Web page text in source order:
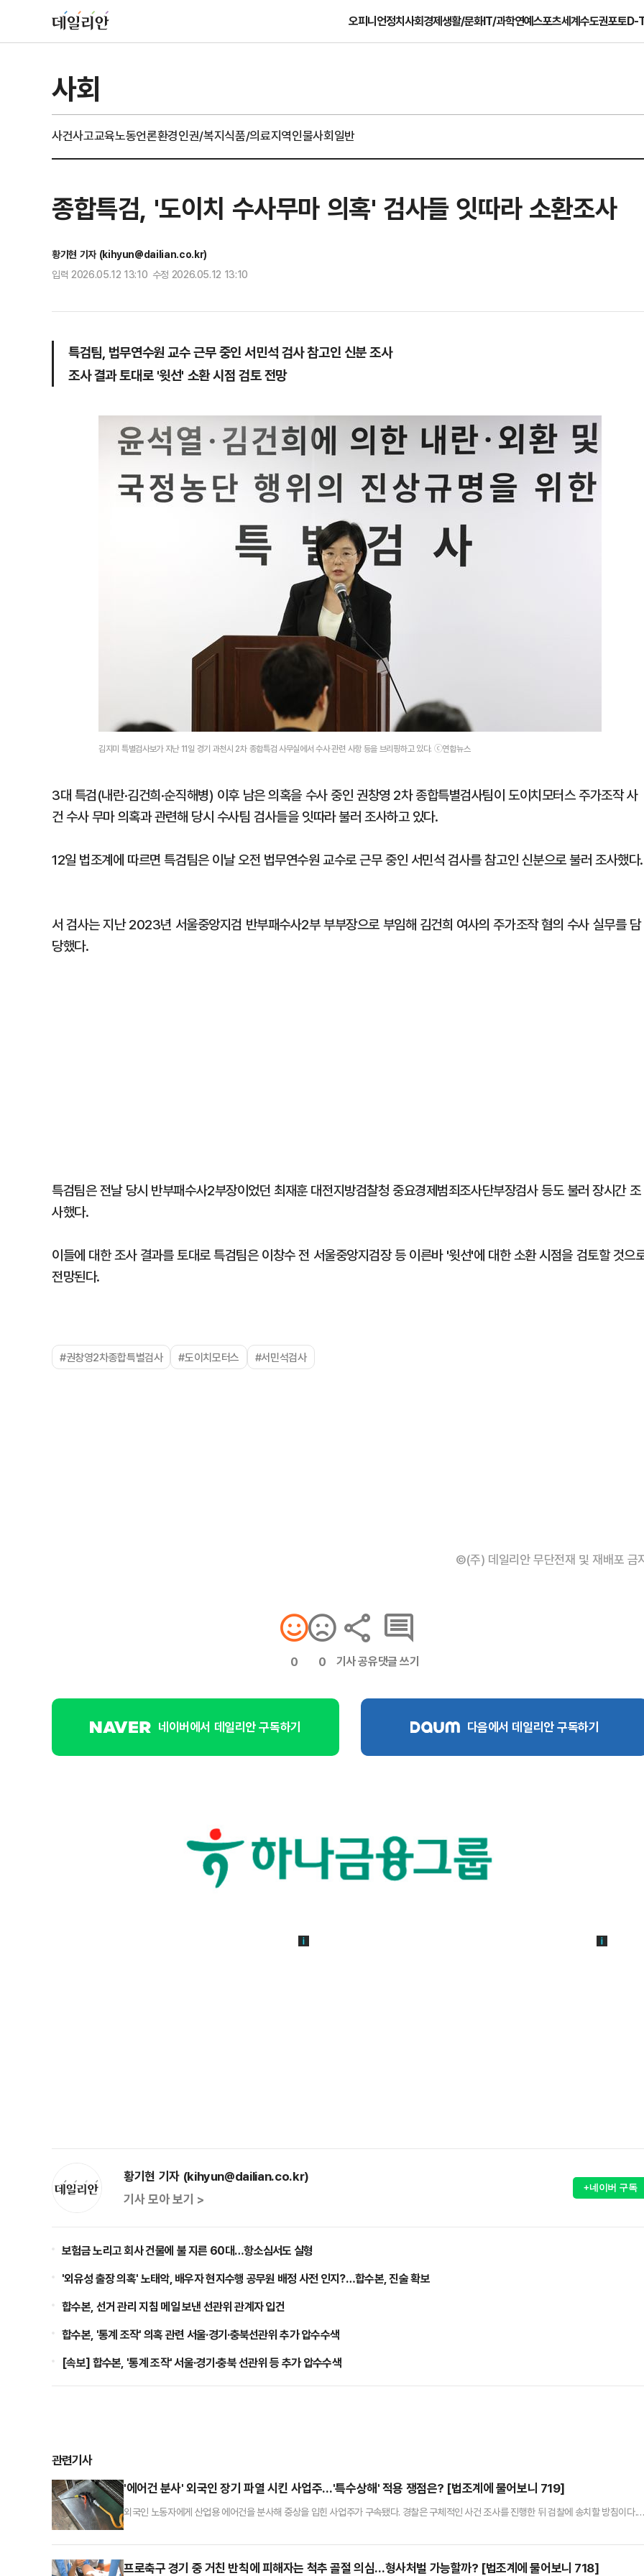
오피니언정치사회경제생활/문화IT/과학연예스포츠세계수도권포토D-
사회
사건사고교육노동언론환경인권/복지식품/의료지역인물사회일반
종합특검, '도이치 수사무마 의혹' 검사들 잇따라 소환조사
황기현 기자 (kihyun@dailian.co.kr)
입력 2026.05.12 13:10 수정 2026.05.12 13:10
특검팀, 법무연수원 교수 근무 중인 서민석 검사 참고인 신분 조사
조사 결과 토대로 '윗선' 소환 시점 검토 전망
김지미 특별검사보가 지난 11일 경기 과천시 2차 종합특검 사무실에서 수사 관련 사항 등을 브리핑하고 있다. ⓒ연합뉴스
3대 특검(내란·김건희·순직해병) 이후 남은 의혹을 수사 중인 권창영 2차 종합특별검사팀이 도이치모터스 주가조작 사
건 수사 무마 의혹과 관련해 당시 수사팀 검사들을 잇따라 불러 조사하고 있다.
12일 법조계에 따르면 특검팀은 이날 오전 법무연수원 교수로 근무 중인 서민석 검사를 참고인 신분으로 불러 조사했다.
서 검사는 지난 2023년 서울중앙지검 반부패수사2부 부부장으로 부임해 김건희 여사의 주가조작 혐의 수사 실무를 담
당했다.
특검팀은 전날 당시 반부패수사2부장이었던 최재훈 대전지방검찰청 중요경제범죄조사단부장검사 등도 불러 장시간 조
사했다.
이들에 대한 조사 결과를 토대로 특검팀은 이창수 전 서울중앙지검장 등 이른바 '윗선'에 대한 소환 시점을 검토할 것으
전망된다.
#권창영2차종합특별검사 #도이치모터스 #서민석검사
©(주) 데일리안 무단전재 및 재배포 금
0 0 기사 공유댓글 쓰기
네이버에서 데일리안 구독하기 다음에서 데일리안 구독하기
황기현 기자 (kihyun@dailian.co.kr)
기사 모아 보기 >
+네이버 구독
보험금 노리고 회사 건물에 불 지른 60대…항소심서도 실형
'외유성 출장 의혹' 노태악, 배우자 현지수행 공무원 배정 사전 인지?…합수본, 진술 확보
합수본, 선거 관리 지침 메일 보낸 선관위 관계자 입건
합수본, '통계 조작' 의혹 관련 서울·경기·충북선관위 추가 압수수색
[속보] 합수본, '통계 조작' 서울·경기·충북 선관위 등 추가 압수수색
관련기사
'에어건 분사' 외국인 장기 파열 시킨 사업주…'특수상해' 적용 쟁점은? [법조계에 물어보니 719]
외국인 노동자에게 산업용 에어건을 분사해 중상을 입힌 사업주가 구속됐다. 경찰은 구체적인 사건 조사를 진행한 뒤 검찰에 송치할 방침이다.
처벌 받을 경우 실형을 피하기 어렵다고 봤다.전날 수원지방법원 김홍섭 영장전담 부장판사는 특수상해 등 혐의를 받은 화성시 만세구 향남읍
프로축구 경기 중 거친 반칙에 피해자는 척추 골절 의심…형사처벌 가능할까? [법조계에 물어보니 718]